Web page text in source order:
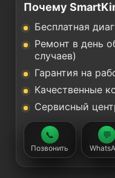
Почему
Бесплатная
Ремонт в день
случаев)
Гарантия на
Качественные
Сервисный
📞
Позвонить
💬